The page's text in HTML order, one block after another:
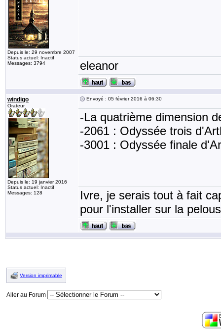
Depuis le: 29 novembre 2007
Status actuel: Inactif
Messages: 3794
eleanor
windigo
Orateur
Depuis le: 19 janvier 2016
Status actuel: Inactif
Messages: 128
Envoyé : 05 février 2016 à 06:30
-La quatrième dimension
-2061 : Odyssée trois
-3001 : Odyssée finale
Ivre, je serais tout à fait
pour l'installer sur la
Version imprimable
Aller au Forum